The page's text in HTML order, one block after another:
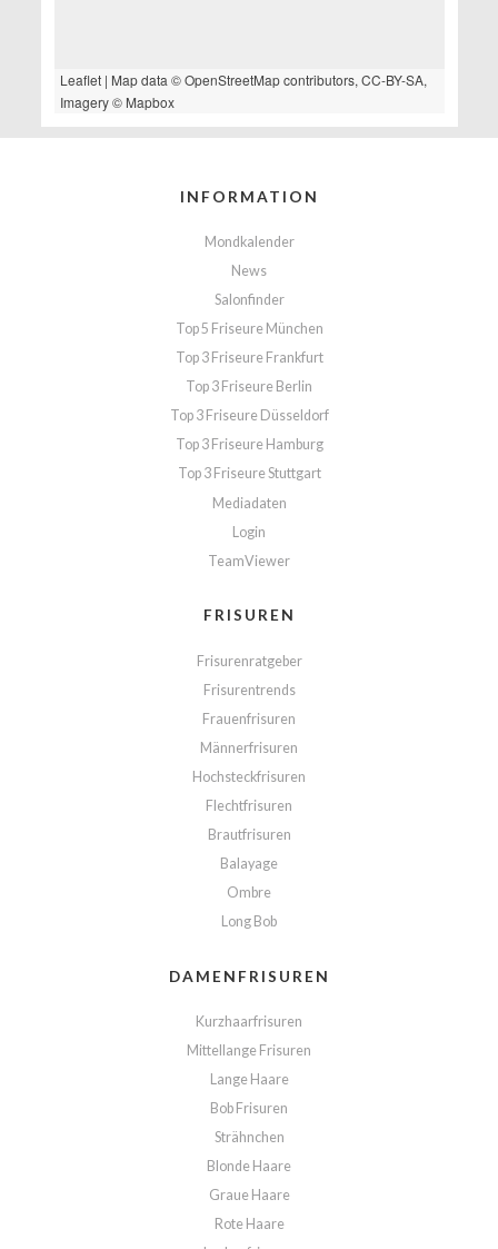
Leaflet| Map data ©OpenStreetMapcontributors, CC-BY-SA,
Imagery © Mapbox
INFORMATION
Mondkalender
News
Salonfinder
Top 5 Friseure München
Top 3 Friseure Frankfurt
Top 3 Friseure Berlin
Top 3 Friseure Düsseldorf
Top 3 Friseure Hamburg
Top 3 Friseure Stuttgart
Mediadaten
Login
TeamViewer
FRISUREN
Frisurenratgeber
Frisurentrends
Frauenfrisuren
Männerfrisuren
Hochsteckfrisuren
Flechtfrisuren
Brautfrisuren
Balayage
Ombre
Long Bob
DAMENFRISUREN
Kurzhaarfrisuren
Mittellange Frisuren
Lange Haare
Bob Frisuren
Strähnchen
Blonde Haare
Graue Haare
Rote Haare